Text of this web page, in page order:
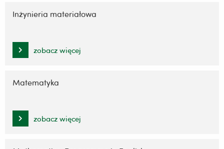
Inżynieria materiałowa
zobacz więcej
Matematyka
zobacz więcej